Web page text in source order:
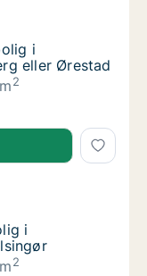
i København,
i København,
i
eller Ørestad
2
i København,
i Storkøbenhavn
i Storkøbenhavn
i
2